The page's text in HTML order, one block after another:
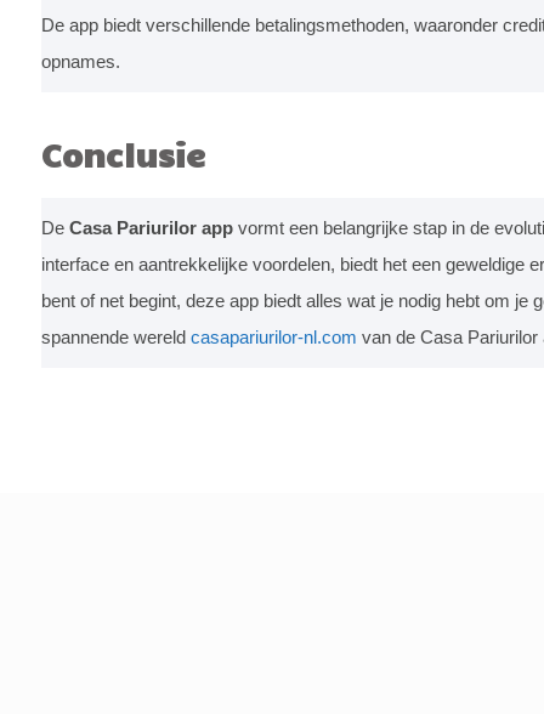
De app biedt verschillende betalingsmethoden, waaronder
opnames.
Conclusie
De Casa Pariurilor appvormt een belangrijke stap in de
interface en aantrekkelijke voordelen, biedt het een geweldige
bent of net begint, deze app biedt alles wat je nodig hebt om
spannende wereld casapariurilor-nl.com van de Casa Pariurilor